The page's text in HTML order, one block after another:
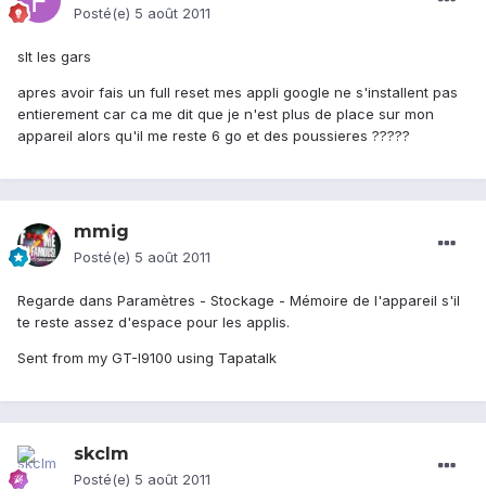
Posté(e) 5 août 2011
slt les gars
apres avoir fais un full reset mes appli google ne s'installent pas
entierement car ca me dit que je n'est plus de place sur mon
appareil alors qu'il me reste 6 go et des poussieres ?????
mmig
Posté(e) 5 août 2011
Regarde dans Paramètres - Stockage - Mémoire de l'appareil s'il
te reste assez d'espace pour les applis.
Sent from my GT-I9100 using Tapatalk
skclm
Posté(e) 5 août 2011